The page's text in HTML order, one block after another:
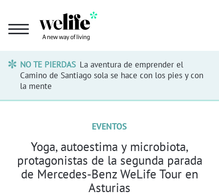
NO TE PIERDAS La aventura de emprender el
Camino de Santiago sola se hace con los pies y con
la mente
EVENTOS
Yoga, autoestima y microbiota,
protagonistas de la segunda parada
de Mercedes-Benz WeLife Tour en
Asturias